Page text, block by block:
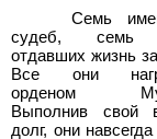
Семь
судеб, семь
отдавших жизнь
Все они
орденом
Выполнив свой
долг, они